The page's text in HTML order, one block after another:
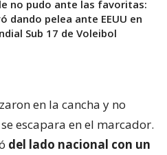
no pudo ante las favoritas:
dando pelea ante EEUU en
Sub 17 de Voleibol
en la cancha y no
escapara en el marcador.
del lado nacional con un